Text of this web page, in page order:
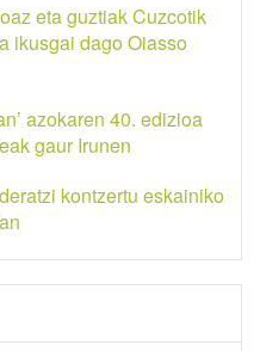
eta guztiak Cuzcotik
ikusgai dago Oiasso
azokaren 40. edizioa
gaur Irunen
kontzertu eskainiko